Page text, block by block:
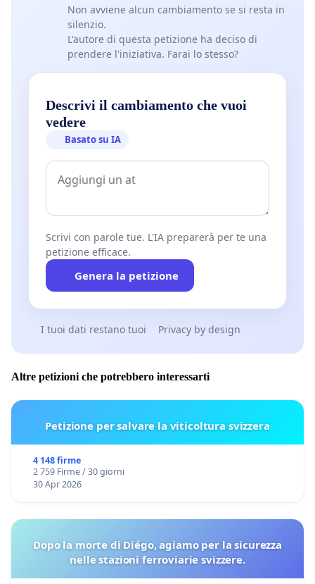
Non avviene alcun cambiamento se si resta in
silenzio.
L'autore di questa petizione ha deciso di
prendere l'iniziativa. Farai lo stesso?
Descrivi il cambiamento che vuoi
vedere
Basato su IA
Scrivi con parole tue. L'IA preparerà per te una
petizione efficace.
Genera la petizione
I tuoi dati restano tuoi Privacy by design
Altre petizioni che potrebbero interessarti
Petizione per salvare la viticoltura svizzera
4 148 firme
2 759 Firme / 30 giorni
30 Apr 2026
Dopo la morte di Diégo, agiamo per la sicurezza
nelle stazioni ferroviarie svizzere.